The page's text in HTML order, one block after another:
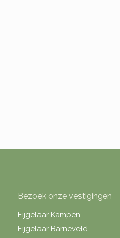
Bezoek onze vestigingen
Eijgelaar Kampen
Eijgelaar Barneveld